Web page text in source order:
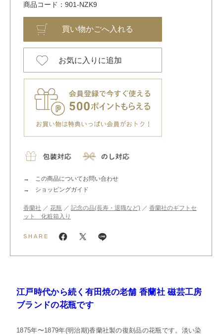
商品コード：901-NZK9
お気に入りに追加
この商品についてお問い合わせ
ショッピングガイド
香蘭社 ／ 花瓶 ／ 記念の品(長寿・退職など) ／ 香蘭社のギフトセ
ット 化粧箱入り
SHARE
江戸時代から続く有田焼の老舗 香蘭社 磁芸工房
ブランドの花瓶です
1875年〜1879年(明治期)香蘭社製の復刻品の花瓶です。淡い染